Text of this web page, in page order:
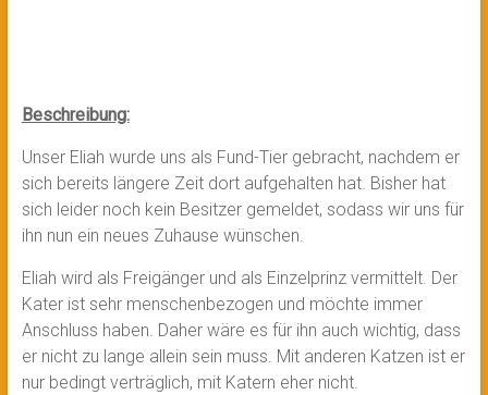
Beschreibung:
Unser Eliah wurde uns als Fund-Tier gebracht, nachdem er
sich bereits längere Zeit dort aufgehalten hat. Bisher hat
sich leider noch kein Besitzer gemeldet, sodass wir uns für
ihn nun ein neues Zuhause wünschen.
Eliah wird als Freigänger und als Einzelprinz vermittelt. Der
Kater ist sehr menschenbezogen und möchte immer
Anschluss haben. Daher wäre es für ihn auch wichtig, dass
er nicht zu lange allein sein muss. Mit anderen Katzen ist er
nur bedingt verträglich, mit Katern eher nicht.